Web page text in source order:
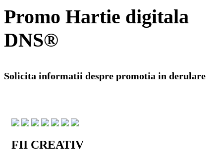
Promo Hartie digitala
DNS®
Solicita informatii despre promotia in derulare
FII CREATIV